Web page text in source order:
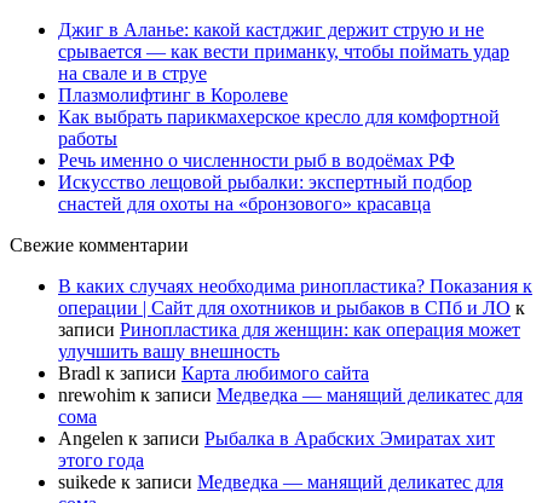
Джиг в Аланье: какой кастджиг держит струю и не
срывается — как вести приманку, чтобы поймать удар
на свале и в струе
Плазмолифтинг в Королеве
Как выбрать парикмахерское кресло для комфортной
работы
Речь именно о численности рыб в водоёмах РФ
Искусство лещовой рыбалки: экспертный подбор
снастей для охоты на «бронзового» красавца
Свежие комментарии
В каких случаях необходима ринопластика? Показания к
операции | Сайт для охотников и рыбаков в СПб и ЛО к
записи Ринопластика для женщин: как операция может
улучшить вашу внешность
Bradl к записи Карта любимого сайта
nrewohim к записи Медведка — манящий деликатес для
сома
Angelen к записи Рыбалка в Арабских Эмиратах хит
этого года
suikede к записи Медведка — манящий деликатес для